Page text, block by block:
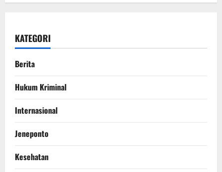
KATEGORI
Berita
Hukum Kriminal
Internasional
Jeneponto
Kesehatan